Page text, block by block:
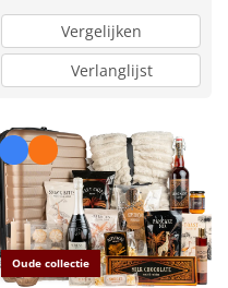
Vergelijken
Verlanglijst
Oude collectie